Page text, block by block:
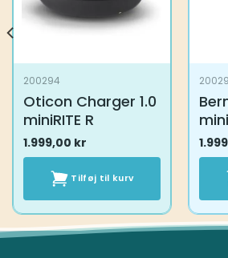
200294
Oticon Charger 1.0
miniRITE R
1.999,00 kr
Tilføj til kurv